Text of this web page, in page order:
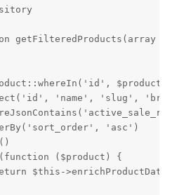
getFilteredProducts(array
$productIds)
'name', 'slug',
'asc')
($product) {
$this-